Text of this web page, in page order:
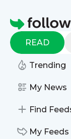
Homepage
READ
Trending
My News
Find
My Feeds
Find
Follow
Click on the
the latest news
email, mobile
news page on